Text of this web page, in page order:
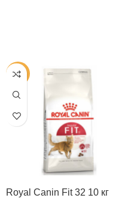
-25%
Royal Canin Fit 32 10 кг